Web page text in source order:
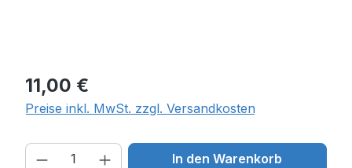
Regulärer Preis:
11,00 €
Preise inkl. MwSt. zzgl. Versandkosten
Produkt Anzahl: Gib den
In den Warenkorb